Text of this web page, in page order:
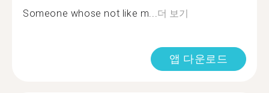
Someone whose not like m... 더 보기
앱 다운로드